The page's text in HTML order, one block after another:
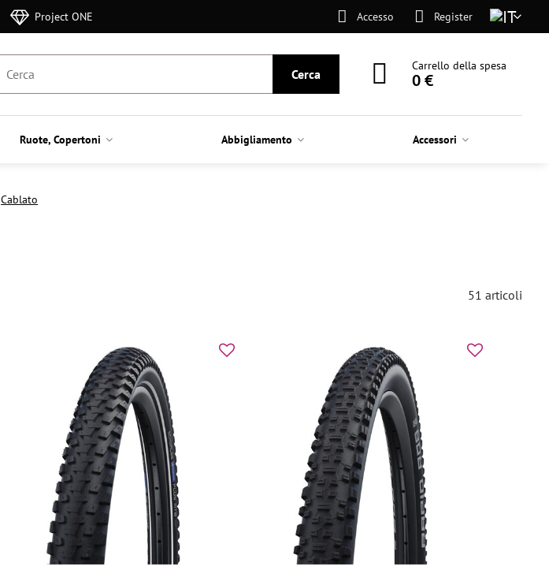
Project ONE Accesso Register
Cerca
Carrello della spesa
0 €
Ruote, Copertoni Abbigliamento Accessori
Cablato
51 articoli